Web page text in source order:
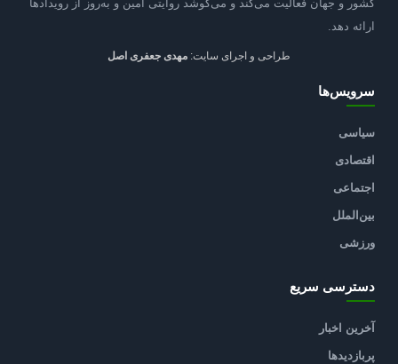
کشور و جهان فعالیت می‌کند و می‌کوشد روایتی امین و به‌روز از رویدادها
ارائه دهد.
طراحی و اجرای سایت: مهدی جعفری اصل
سرویس‌ها
سیاسی
اقتصادی
اجتماعی
بین‌الملل
ورزشی
دسترسی سریع
آخرین اخبار
پربازدیدها